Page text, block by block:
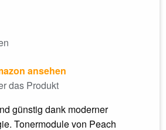
ansehen
das Produkt
günstig dank moderner
Tonermodule von Peach